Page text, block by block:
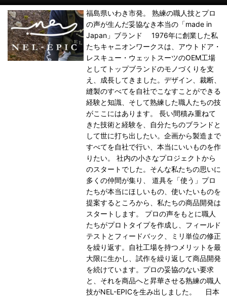
福島県いわき市発。 熟練の職人技とプロ
の声が生んだ妥協なき本当の「made in
Japan」ブランド 1976年に創業した私
たちキャニオンワークスは、アウトドア・
レスキュー・ウェットスーツのOEM工場
としてトップブランドのモノづくりを支
え、成長してきました。デザイン、裁断、
縫製のすべてを自社でこなすことができる
経験と知識、そして熟練した職人たちの技
がここにはあります。 長い間積み重ねて
きた技術と経験を、自分たちのブランドと
して世に打ち出したい。企画から製造まで
すべてを自社で行い、本当にいいものを作
りたい。 社内の小さなプロジェクトから
のスタートでした。そんな私たちの思いに
多くの仲間が集り、 道具を「使う」プロ
たちが本当にほしいもの、使いたいものを
提案するところから、私たちの商品開発は
スタートします。 プロの声をもとに職人
たちがプロトタイプを作成し、フィールド
テストとフィードバック、ミリ単位の修正
を繰り返す。自社工場を持つメリットを最
大限に生かし、試作を繰り返して商品開発
を続けています。プロの妥協のない要求
と、それを商品へと昇華させる熟練の職人
技がNEL-EPICを生み出しました。 日本